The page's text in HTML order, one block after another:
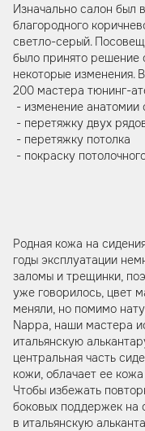
Изначально салон был
благородного
светло-серый.
было принято решение
некоторые изменения.
200 мастера тюнинг-
- изменение анатомии
- перетяжку двух
- перетяжку потолка
- покраску
Родная кожа на
годы эксплуатации
заломы и трещинки,
уже говорилось, цвет
меняли, но помимо
Nappa, наши мастера
итальянскую
центральная часть
кожи, облачает ее
Чтобы избежать
боковых поддержек на
в итальянскую